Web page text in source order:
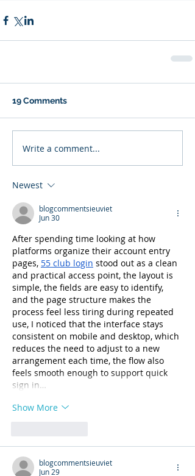
19 Comments
Write a comment...
Newest
blogcommentsieuviet
Jun 30
After spending time looking at how
platforms organize their account entry
pages, 55 club login stood out as a clean
and practical access point, the layout is
simple, the fields are easy to identify,
and the page structure makes the
process feel less tiring during repeated
use, I noticed that the interface stays
consistent on mobile and desktop, which
reduces the need to adjust to a new
arrangement each time, the flow also
feels smooth enough to support quick
sign in…
Show More
blogcommentsieuviet
Jun 29